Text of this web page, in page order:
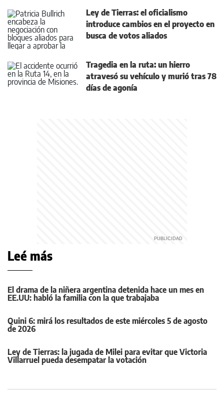
Ley de Tierras: el oficialismo
introduce cambios en el proyecto en
busca de votos aliados
Tragedia en la ruta: un hierro
atravesó su vehículo y murió tras 78
días de agonía
Leé más
El drama de la niñera argentina detenida hace un mes en
EE.UU: habló la familia con la que trabajaba
Quini 6: mirá los resultados de este miércoles 5 de agosto
de 2026
Ley de Tierras: la jugada de Milei para evitar que Victoria
Villarruel pueda desempatar la votación